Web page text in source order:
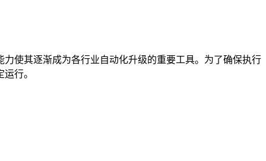
使其逐渐成为各行业自动化升级的重要工具。为了确保执行
行。